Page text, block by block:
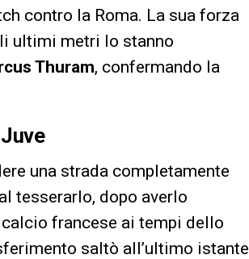
contro la Roma. La sua forza
ultimi metri lo stanno
Thuram, confermando la
una strada completamente
tesserarlo, dopo averlo
francese ai tempi dello
saltò all’ultimo istante